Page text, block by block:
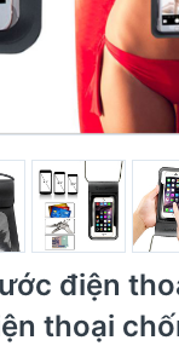
điện
thoại